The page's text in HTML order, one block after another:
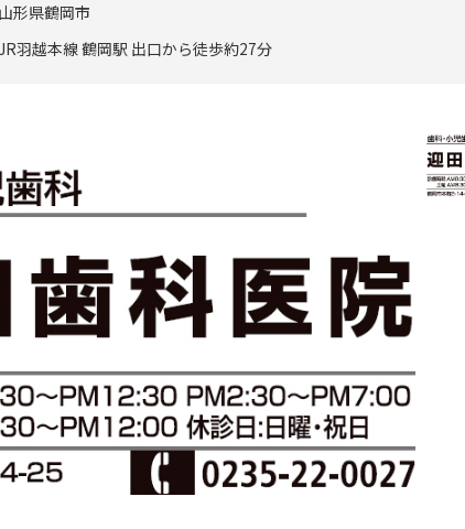
山形県鶴岡市
羽越本線 鶴岡駅 出口から徒歩約27分